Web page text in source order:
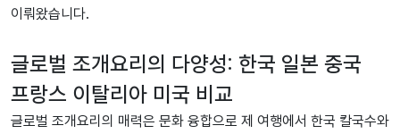
이뤄왔습니다.
글로벌 조개요리의 다양성: 한국 일본 중국
프랑스 이탈리아 미국 비교
글로벌 조개요리의 매력은 문화 융합으로 제 여행에서 한국 칼국수와